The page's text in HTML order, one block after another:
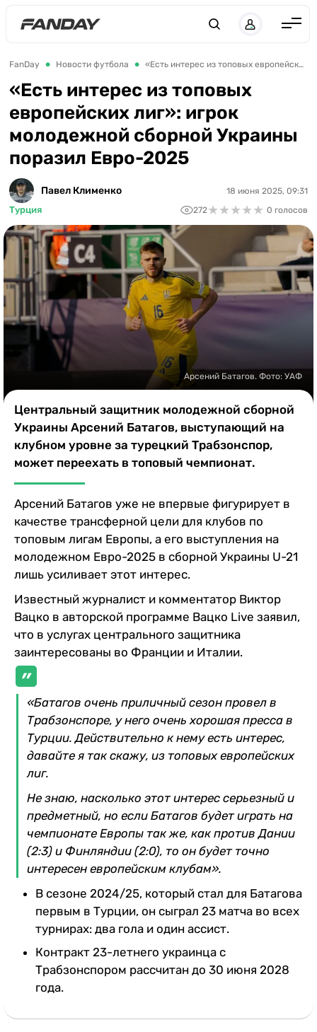
Испания
Германия
Италия
Франция
ЛЧ
ЛЕ
ЧЕ-2028
Букмекеры
Казино
FanDay Новости футбола «Есть интерес из топовых европейских лиг»: игрок молодежной сборной Украины поразил Евро-2025
«Есть интерес из топовых
европейских лиг»: игрок
молодежной сборной Украины
поразил Евро-2025
Павел Клименко
Турция
18 июня 2025, 09:31
272★★★★★
★★★★★ 0 голосов
Арсений Батагов. Фото: УАФ
Центральный защитник молодежной сборной
Украины Арсений Батагов, выступающий на
клубном уровне за турецкий Трабзонспор,
может переехать в топовый чемпионат.
Арсений Батагов уже не впервые фигурирует в
качестве трансферной цели для клубов по
топовым лигам Европы, а его выступления на
молодежном Евро-2025 в сборной Украины U-21
лишь усиливает этот интерес.
Известный журналист и комментатор Виктор
Вацко в авторской программе Вацко Live заявил,
что в услугах центрального защитника
заинтересованы во Франции и Италии.
«Батагов очень приличный сезон провел в
Трабзонспоре, у него очень хорошая пресса в
Турции. Действительно к нему есть интерес,
давайте я так скажу, из топовых европейских
лиг.
Не знаю, насколько этот интерес серьезный и
предметный, но если Батагов будет играть на
чемпионате Европы так же, как против Дании
(2:3) и Финляндии (2:0), то он будет точно
интересен европейским клубам».
В сезоне 2024/25, который стал для Батагова
первым в Турции, он сыграл 23 матча во всех
турнирах: два гола и один ассист.
Контракт 23-летнего украинца с
Трабзонспором рассчитан до 30 июня 2028
года.